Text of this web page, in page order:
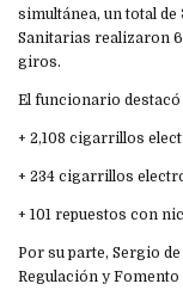
simultánea, un total
Sanitarias realizaron
giros.
El funcionario destacó
+ 2,108 cigarrillos
+ 234 cigarrillos
+ 101 repuestos con
Por su parte, Sergio
Regulación y